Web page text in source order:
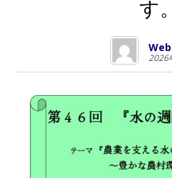
す。
2026